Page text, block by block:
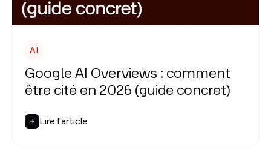
AI
Google AI Overviews : comment
être cité en 2026 (guide concret)
Lire l'article